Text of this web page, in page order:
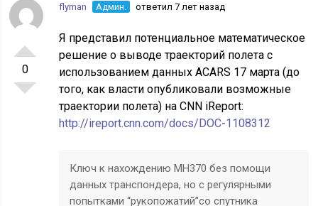
0
flyman Админ. ответил 7 лет назад
Я представил потенциальное математическое
решение о выводе траекторий полета с
использованием данных ACARS 17 марта (до
того, как власти опубликовали возможные
траектории полета) на CNN iReport:
http://ireport.cnn.com/docs/DOC-1108312
Ключ к нахождению MH370 без помощи
данных транспондера, но с регулярными
попытками “рукопожатий”со спутника